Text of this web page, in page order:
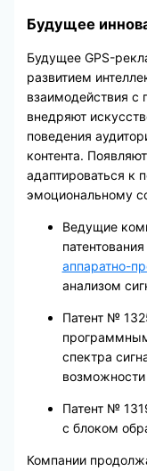
Будущее
Будущее GPS-
развитием
взаимодействия с
внедряют
поведения
контента.
адаптироваться к
эмоциональному
Ведущие
аппаратно-
анализом
Патент №
спектра
Патент №
с блоком
Компании